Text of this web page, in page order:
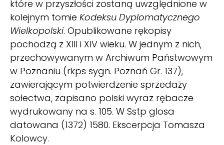
które w przyszłości zostaną uwzględnione w
kolejnym tomie Kodeksu Dyplomatycznego
Wielkopolski. Opublikowane rękopisy
pochodzą z XIII i XIV wieku. W jednym z nich,
przechowywanym w Archiwum Państwowym
w Poznaniu (rkps sygn. Poznań Gr. 137),
zawierającym potwierdzenie sprzedaży
sołectwa, zapisano polski wyraz rębacze
wydrukowany na s. 105. W Sstp glosa
datowana (1372) 1580. Ekscerpcja Tomasza
Kolowcy.